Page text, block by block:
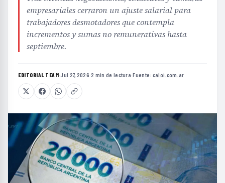
empresariales cerraron un ajuste salarial para
trabajadores desmotadores que contempla
incrementos y sumas no remunerativas hasta
septiembre.
EDITORIAL TEAM·Jul 27, 2026·2 min de lectura·Fuente: caloi.com.ar